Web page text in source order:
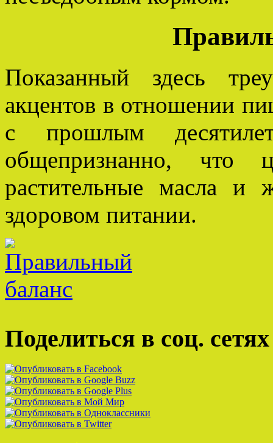
Показанный здесь
акцентов в отношении
с прошлым
общепризнанно, что
растительные масла
здоровом питании.
Поделиться в соц. сетях